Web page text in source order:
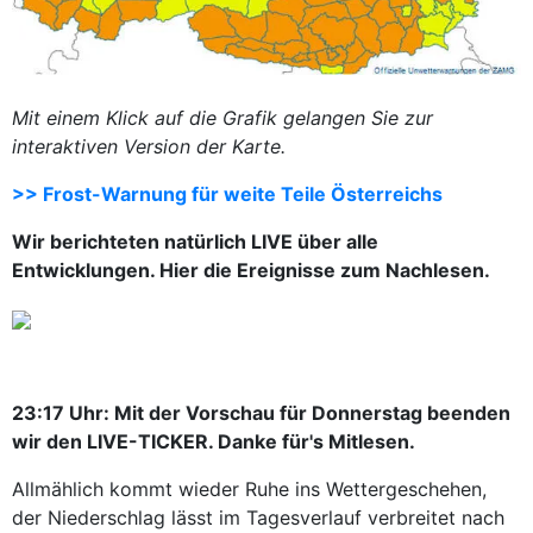
Mit einem Klick auf die Grafik gelangen Sie zur
interaktiven Version der Karte.
>> Frost-Warnung für weite Teile Österreichs
Wir berichteten natürlich LIVE über alle
Entwicklungen. Hier die Ereignisse zum Nachlesen.
23:17 Uhr: Mit der Vorschau für Donnerstag beenden
wir den LIVE-TICKER. Danke für's Mitlesen.
Allmählich kommt wieder Ruhe ins Wettergeschehen,
der Niederschlag lässt im Tagesverlauf verbreitet nach